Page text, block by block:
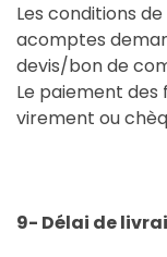
Les conditions
acomptes
devis/bon de
Le paiement
virement ou
9- Délai de